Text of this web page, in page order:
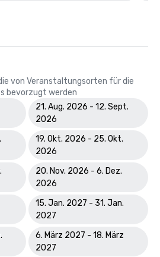
von Veranstaltungsorten für die
bevorzugt werden
21. Aug. 2026 - 12. Sept.
2026
19. Okt. 2026 - 25. Okt.
2026
20. Nov. 2026 - 6. Dez.
2026
15. Jan. 2027 - 31. Jan.
2027
6. März 2027 - 18. März
2027